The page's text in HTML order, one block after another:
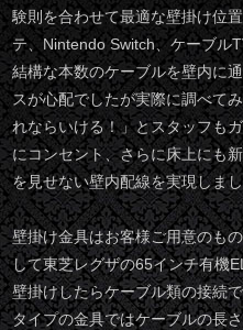
験則を合わせて最適な壁掛け位
テ、Nintendo Switch、ケーブル
結構な本数のケーブルを壁内に
スが心配でしたが実際に調べて
れならいける！」とスタッフも
にコンセント、さらに床上にも
を見せない壁内配線を実現しま
壁掛け金具はお客様ご用意のも
して東芝レグザの65インチ有機
壁掛けしたらケーブル類の接続
タイプの金具ではケーブルの長